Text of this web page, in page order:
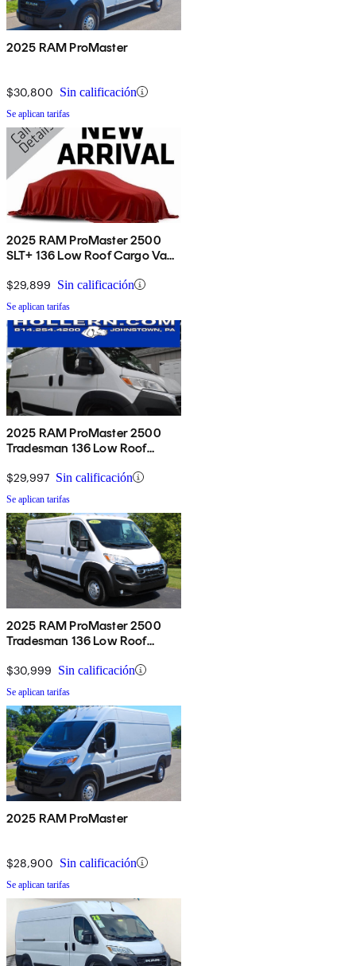
2025 RAM ProMaster
$30,800 Sin calificación
Se aplican tarifas
2025 RAM ProMaster 2500
SLT+ 136 Low Roof Cargo Van
$29,899 Sin calificación
Se aplican tarifas
2025 RAM ProMaster 2500
Tradesman 136 Low Roof
$29,997 Sin calificación
Se aplican tarifas
2025 RAM ProMaster 2500
Tradesman 136 Low Roof
$30,999 Sin calificación
Se aplican tarifas
2025 RAM ProMaster
$28,900 Sin calificación
Se aplican tarifas